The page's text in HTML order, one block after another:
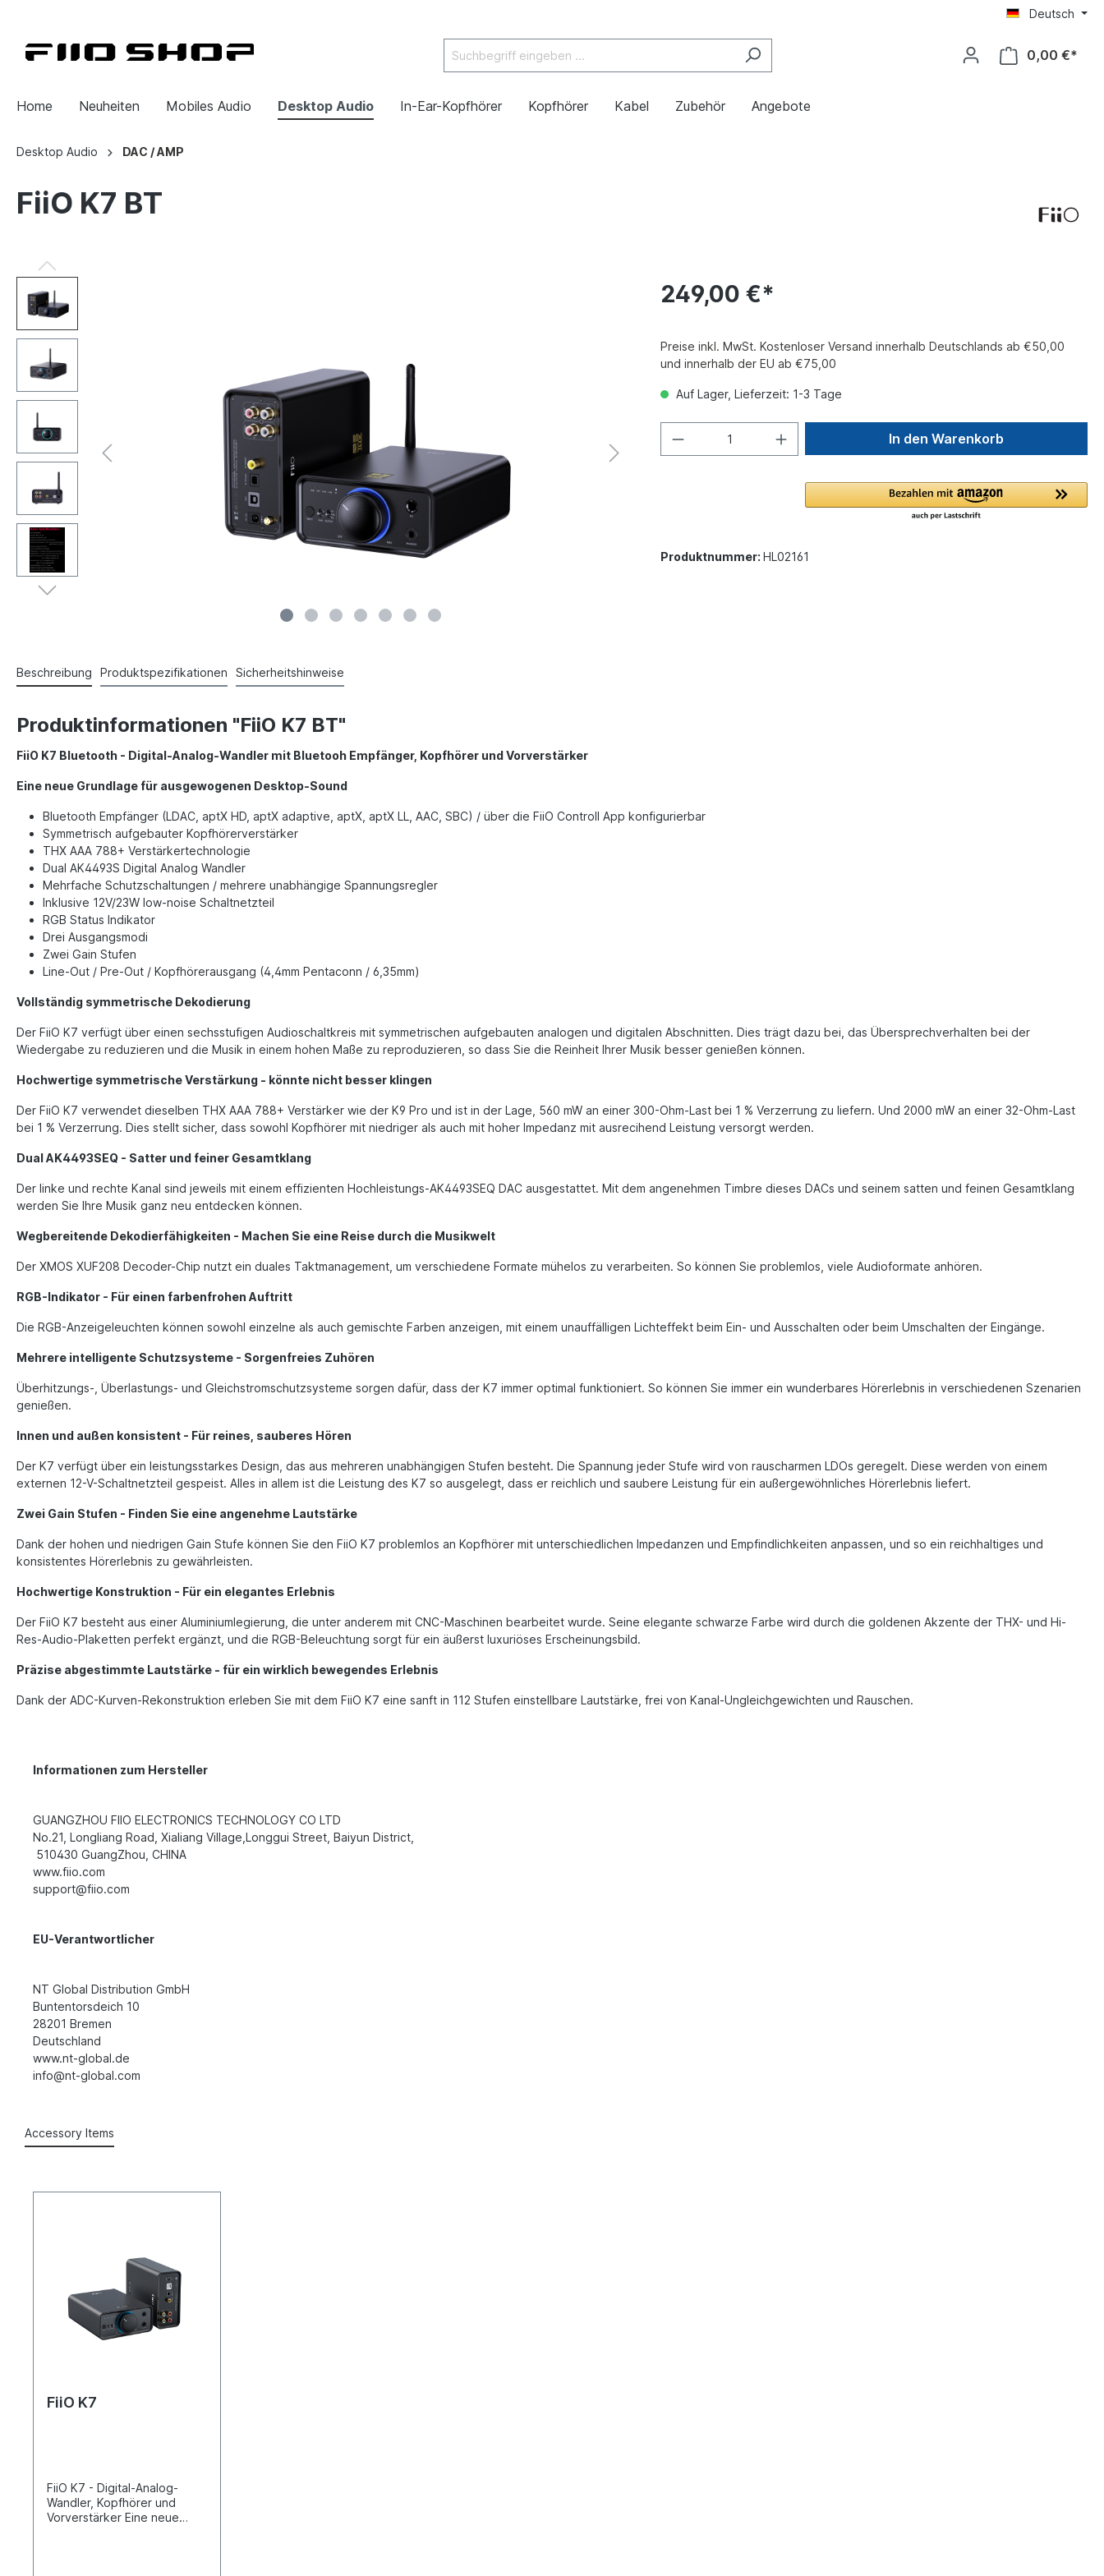
Deutsch
0,00 €*
Home Neuheiten Mobiles Audio Desktop Audio In-Ear-Kopfhörer Kopfhörer Kabel Zubehör Angebote
Desktop Audio DAC / AMP
FiiO K7 BT
249,00 €*
Preise inkl. MwSt. Kostenloser Versand innerhalb Deutschlands ab €50,00
und innerhalb der EU ab €75,00
Auf Lager, Lieferzeit: 1-3 Tage
In den Warenkorb
Produktnummer: HL02161
Beschreibung Produktspezifikationen Sicherheitshinweise
Produktinformationen "FiiO K7 BT"
FiiO K7 Bluetooth - Digital-Analog-Wandler mit Bluetooh Empfänger, Kopfhörer und Vorverstärker
Eine neue Grundlage für ausgewogenen Desktop-Sound
Bluetooth Empfänger (LDAC, aptX HD, aptX adaptive, aptX, aptX LL, AAC, SBC) / über die FiiO Controll App konfigurierbar
Symmetrisch aufgebauter Kopfhörerverstärker
THX AAA 788+ Verstärkertechnologie
Dual AK4493S Digital Analog Wandler
Mehrfache Schutzschaltungen / mehrere unabhängige Spannungsregler
Inklusive 12V/23W low-noise Schaltnetzteil
RGB Status Indikator
Drei Ausgangsmodi
Zwei Gain Stufen
Line-Out / Pre-Out / Kopfhörerausgang (4,4mm Pentaconn / 6,35mm)
Vollständig symmetrische Dekodierung
Der FiiO K7 verfügt über einen sechsstufigen Audioschaltkreis mit symmetrischen aufgebauten analogen und digitalen Abschnitten. Dies trägt dazu bei, das Übersprechverhalten bei der
Wiedergabe zu reduzieren und die Musik in einem hohen Maße zu reproduzieren, so dass Sie die Reinheit Ihrer Musik besser genießen können.
Hochwertige symmetrische Verstärkung - könnte nicht besser klingen
Der FiiO K7 verwendet dieselben THX AAA 788+ Verstärker wie der K9 Pro und ist in der Lage, 560 mW an einer 300-Ohm-Last bei 1 % Verzerrung zu liefern. Und 2000 mW an einer 32-Ohm-Last
bei 1 % Verzerrung. Dies stellt sicher, dass sowohl Kopfhörer mit niedriger als auch mit hoher Impedanz mit ausrecihend Leistung versorgt werden.
Dual AK4493SEQ - Satter und feiner Gesamtklang
Der linke und rechte Kanal sind jeweils mit einem effizienten Hochleistungs-AK4493SEQ DAC ausgestattet. Mit dem angenehmen Timbre dieses DACs und seinem satten und feinen Gesamtklang
werden Sie Ihre Musik ganz neu entdecken können.
Wegbereitende Dekodierfähigkeiten - Machen Sie eine Reise durch die Musikwelt
Der XMOS XUF208 Decoder-Chip nutzt ein duales Taktmanagement, um verschiedene Formate mühelos zu verarbeiten. So können Sie problemlos, viele Audioformate anhören.
RGB-Indikator - Für einen farbenfrohen Auftritt
Die RGB-Anzeigeleuchten können sowohl einzelne als auch gemischte Farben anzeigen, mit einem unauffälligen Lichteffekt beim Ein- und Ausschalten oder beim Umschalten der Eingänge.
Mehrere intelligente Schutzsysteme - Sorgenfreies Zuhören
Überhitzungs-, Überlastungs- und Gleichstromschutzsysteme sorgen dafür, dass der K7 immer optimal funktioniert. So können Sie immer ein wunderbares Hörerlebnis in verschiedenen Szenarien
genießen.
Innen und außen konsistent - Für reines, sauberes Hören
Der K7 verfügt über ein leistungsstarkes Design, das aus mehreren unabhängigen Stufen besteht. Die Spannung jeder Stufe wird von rauscharmen LDOs geregelt. Diese werden von einem
externen 12-V-Schaltnetzteil gespeist. Alles in allem ist die Leistung des K7 so ausgelegt, dass er reichlich und saubere Leistung für ein außergewöhnliches Hörerlebnis liefert.
Zwei Gain Stufen - Finden Sie eine angenehme Lautstärke
Dank der hohen und niedrigen Gain Stufe können Sie den FiiO K7 problemlos an Kopfhörer mit unterschiedlichen Impedanzen und Empfindlichkeiten anpassen, und so ein reichhaltiges und
konsistentes Hörerlebnis zu gewährleisten.
Hochwertige Konstruktion - Für ein elegantes Erlebnis
Der FiiO K7 besteht aus einer Aluminiumlegierung, die unter anderem mit CNC-Maschinen bearbeitet wurde. Seine elegante schwarze Farbe wird durch die goldenen Akzente der THX- und Hi-
Res-Audio-Plaketten perfekt ergänzt, und die RGB-Beleuchtung sorgt für ein äußerst luxuriöses Erscheinungsbild.
Präzise abgestimmte Lautstärke - für ein wirklich bewegendes Erlebnis
Dank der ADC-Kurven-Rekonstruktion erleben Sie mit dem FiiO K7 eine sanft in 112 Stufen einstellbare Lautstärke, frei von Kanal-Ungleichgewichten und Rauschen.
Informationen zum Hersteller
GUANGZHOU FIIO ELECTRONICS TECHNOLOGY CO LTD
No.21, Longliang Road, Xialiang Village,Longgui Street, Baiyun District,
510430 GuangZhou, CHINA
www.fiio.com
support@fiio.com
EU-Verantwortlicher
NT Global Distribution GmbH
Buntentorsdeich 10
28201 Bremen
Deutschland
www.nt-global.de
info@nt-global.com
Accessory Items
FiiO K7
FiiO K7 - Digital-Analog-
Wandler, Kopfhörer und
Vorverstärker Eine neue